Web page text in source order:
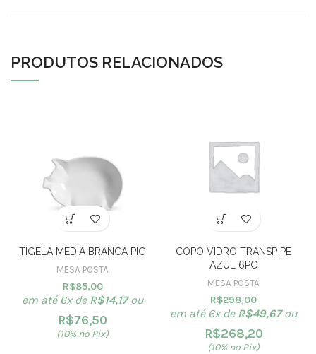
PRODUTOS RELACIONADOS
TIGELA MEDIA BRANCA PIG
MESA POSTA
R$85,00
em até 6x de R$14,17ou
R$76,50
(10% no Pix)
COPO VIDRO TRANSP PE
AZUL 6PC
MESA POSTA
R$298,00
em até 6x de R$49,67ou
R$268,20
(10% no Pix)